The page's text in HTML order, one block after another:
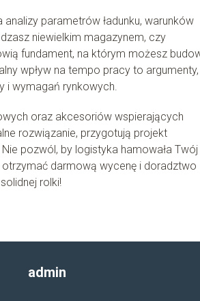
parametrów ładunku, warunków
niewielkim magazynem, czy
fundament, na którym możesz
wpływ na tempo pracy to argumenty,
wymagań rynkowych.
oraz akcesoriów wspierających
rozwiązanie, przygotują projekt
pozwól, by logistyka hamowała Twój
darmową wycenę i doradztwo
rolki!
admin